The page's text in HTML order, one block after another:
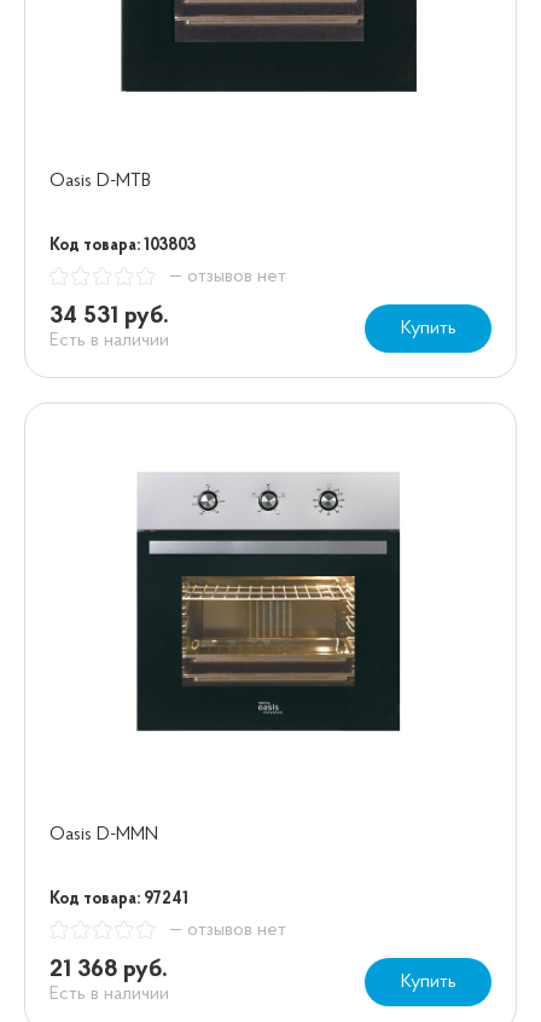
Oasis D-MTB
Код товара: 103803
— отзывов нет
34 531 руб.
Есть в наличии
Купить
Oasis D-MMN
Код товара: 97241
— отзывов нет
21 368 руб.
Есть в наличии
Купить